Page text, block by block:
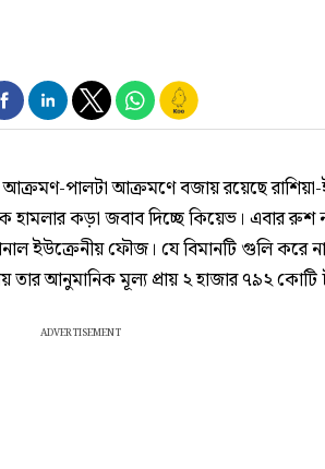
আক্রমণ-পালটা আক্রমণে বজায় রয়েছে
কড়া জবাব দিচ্ছে কিয়েভ। এবার রুশ
ইউক্রেনীয় ফৌজ। যে বিমানটি গুলি করে
তার আনুমানিক মূল্য প্রায় ২ হাজার ৭৯২
ADVERTISEMENT